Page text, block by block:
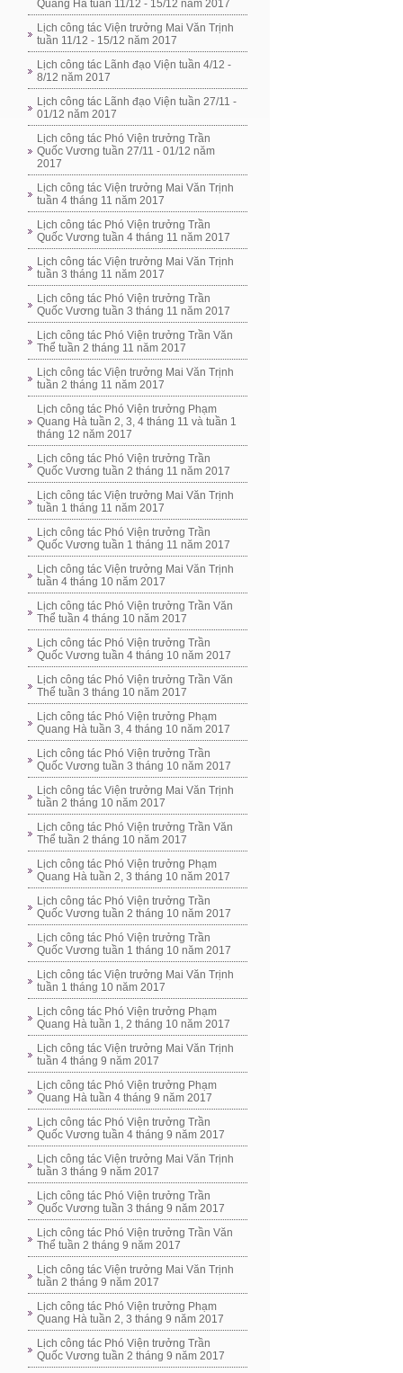
Quang Hà tuần 11/12 - 15/12 năm 2017
Lịch công tác Viện trưởng Mai Văn Trịnh
tuần 11/12 - 15/12 năm 2017
Lịch công tác Lãnh đạo Viện tuần 4/12 -
8/12 năm 2017
Lịch công tác Lãnh đạo Viện tuần 27/11 -
01/12 năm 2017
Lịch công tác Phó Viện trưởng Trần
Quốc Vương tuần 27/11 - 01/12 năm
2017
Lịch công tác Viện trưởng Mai Văn Trịnh
tuần 4 tháng 11 năm 2017
Lịch công tác Phó Viện trưởng Trần
Quốc Vương tuần 4 tháng 11 năm 2017
Lịch công tác Viện trưởng Mai Văn Trịnh
tuần 3 tháng 11 năm 2017
Lịch công tác Phó Viện trưởng Trần
Quốc Vương tuần 3 tháng 11 năm 2017
Lịch công tác Phó Viện trưởng Trần Văn
Thể tuần 2 tháng 11 năm 2017
Lịch công tác Viện trưởng Mai Văn Trịnh
tuần 2 tháng 11 năm 2017
Lịch công tác Phó Viện trưởng Phạm
Quang Hà tuần 2, 3, 4 tháng 11 và tuần 1
tháng 12 năm 2017
Lịch công tác Phó Viện trưởng Trần
Quốc Vương tuần 2 tháng 11 năm 2017
Lịch công tác Viện trưởng Mai Văn Trịnh
tuần 1 tháng 11 năm 2017
Lịch công tác Phó Viện trưởng Trần
Quốc Vương tuần 1 tháng 11 năm 2017
Lịch công tác Viện trưởng Mai Văn Trịnh
tuần 4 tháng 10 năm 2017
Lịch công tác Phó Viện trưởng Trần Văn
Thể tuần 4 tháng 10 năm 2017
Lịch công tác Phó Viện trưởng Trần
Quốc Vương tuần 4 tháng 10 năm 2017
Lịch công tác Phó Viện trưởng Trần Văn
Thể tuần 3 tháng 10 năm 2017
Lịch công tác Phó Viện trưởng Phạm
Quang Hà tuần 3, 4 tháng 10 năm 2017
Lịch công tác Phó Viện trưởng Trần
Quốc Vương tuần 3 tháng 10 năm 2017
Lịch công tác Viện trưởng Mai Văn Trịnh
tuần 2 tháng 10 năm 2017
Lịch công tác Phó Viện trưởng Trần Văn
Thể tuần 2 tháng 10 năm 2017
Lịch công tác Phó Viện trưởng Phạm
Quang Hà tuần 2, 3 tháng 10 năm 2017
Lịch công tác Phó Viện trưởng Trần
Quốc Vương tuần 2 tháng 10 năm 2017
Lịch công tác Phó Viện trưởng Trần
Quốc Vương tuần 1 tháng 10 năm 2017
Lịch công tác Viện trưởng Mai Văn Trịnh
tuần 1 tháng 10 năm 2017
Lịch công tác Phó Viện trưởng Phạm
Quang Hà tuần 1, 2 tháng 10 năm 2017
Lịch công tác Viện trưởng Mai Văn Trịnh
tuần 4 tháng 9 năm 2017
Lịch công tác Phó Viện trưởng Phạm
Quang Hà tuần 4 tháng 9 năm 2017
Lịch công tác Phó Viện trưởng Trần
Quốc Vương tuần 4 tháng 9 năm 2017
Lịch công tác Viện trưởng Mai Văn Trịnh
tuần 3 tháng 9 năm 2017
Lịch công tác Phó Viện trưởng Trần
Quốc Vương tuần 3 tháng 9 năm 2017
Lịch công tác Phó Viện trưởng Trần Văn
Thể tuần 2 tháng 9 năm 2017
Lịch công tác Viện trưởng Mai Văn Trịnh
tuần 2 tháng 9 năm 2017
Lịch công tác Phó Viện trưởng Phạm
Quang Hà tuần 2, 3 tháng 9 năm 2017
Lịch công tác Phó Viện trưởng Trần
Quốc Vương tuần 2 tháng 9 năm 2017